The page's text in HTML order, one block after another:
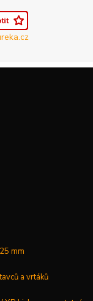
mm
a vrtáků